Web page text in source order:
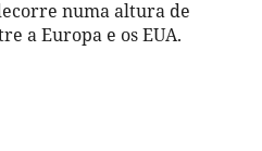
numa altura de
a Europa e os EUA.